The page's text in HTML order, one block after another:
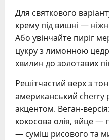
Для святкового
крему під вишні —
Або увінчайте пиріг
цукру з лимонною
хвилин до золотавих
Решітчастий верх з
американський cherry
акцентом. Веган-
кокосова олія, яйце —
— суміш рисового та